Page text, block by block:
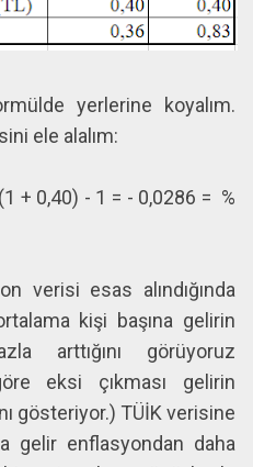
yerlerine koyalım.
ele alalım:
+ 0,40) - 1 = - 0,0286 = %
verisi esas alındığında
kişi başına gelirin
arttığını görüyoruz
eksi çıkması gelirin
gösteriyor.) TÜİK verisine
gelir enflasyondan daha